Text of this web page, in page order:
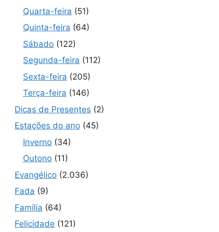
Quarta-feira (51)
Quinta-feira (64)
Sábado (122)
Segunda-feira (112)
Sexta-feira (205)
Terça-feira (146)
Dicas de Presentes (2)
Estações do ano (45)
Inverno (34)
Outono (11)
Evangélico (2.036)
Fada (9)
Família (64)
Felicidade (121)